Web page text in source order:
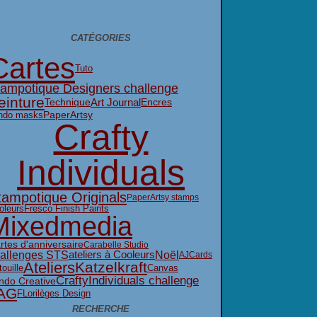
CATÉGORIES
Tuto
Designers challenge
TechniqueArt JournalEncres
masksPaperArtsy
Crafty
Individuals
OriginalsPaperArtsy stamps
Fresco Finish Paints
d'anniversaireCarabelle Studio
STSateliers à CooleursNoëlAJCards
AteliersKatzelkraftCanvas
CreativeCraftyIndividuals challenge
FLorilèges Design
RECHERCHE